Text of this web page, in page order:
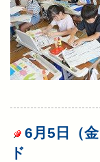
6月5日（
ド